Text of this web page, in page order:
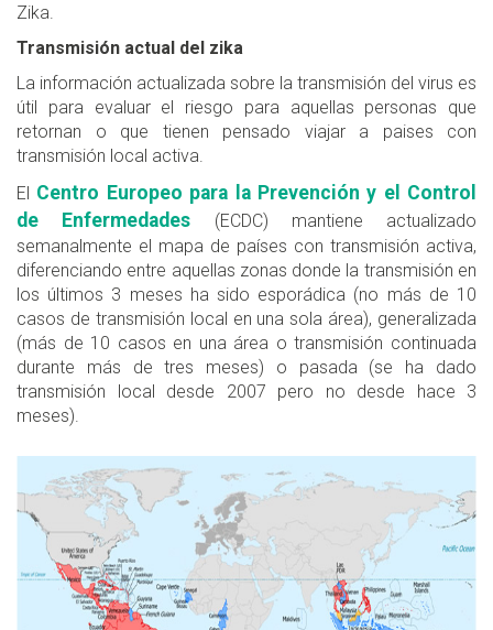
Zika.
Transmisión actual del zika
La información actualizada sobre la transmisión del virus es
útil para evaluar el riesgo para aquellas personas que
retornan o que tienen pensado viajar a paises con
transmisión local activa.
El Centro Europeo para la Prevención y el Control
de Enfermedades (ECDC) mantiene actualizado
semanalmente el mapa de países con transmisión activa,
diferenciando entre aquellas zonas donde la transmisión en
los últimos 3 meses ha sido esporádica (no más de 10
casos de transmisión local en una sola área), generalizada
(más de 10 casos en una área o transmisión continuada
durante más de tres meses) o pasada (se ha dado
transmisión local desde 2007 pero no desde hace 3
meses).